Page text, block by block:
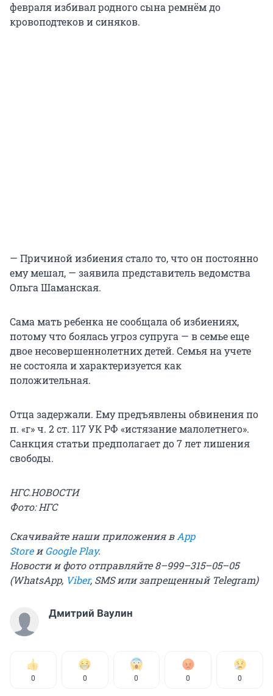
февраля избивал родного сына ремнём до
кровоподтеков и синяков.
— Причиной избиения стало то, что он постоянно
ему мешал, — заявила представитель ведомства
Ольга Шаманская.
Сама мать ребенка не сообщала об избиениях,
потому что боялась угроз супруга — в семье еще
двое несовершеннолетних детей. Семья на учете
не состояла и характеризуется как
положительная.
Отца задержали. Ему предъявлены обвинения по
п. «г» ч. 2 ст. 117 УК РФ «истязание малолетнего».
Санкция статьи предполагает до 7 лет лишения
свободы.
НГС.НОВОСТИ
Фото: НГС
Скачивайте наши приложения вApp
StoreиGoogle Play.
Новости и фото отправляйте 8–999–315–05–05
(WhatsApp, Viber, SMSили запрещенный Telegram)
Дмитрий Ваулин
0 0 0 0 0